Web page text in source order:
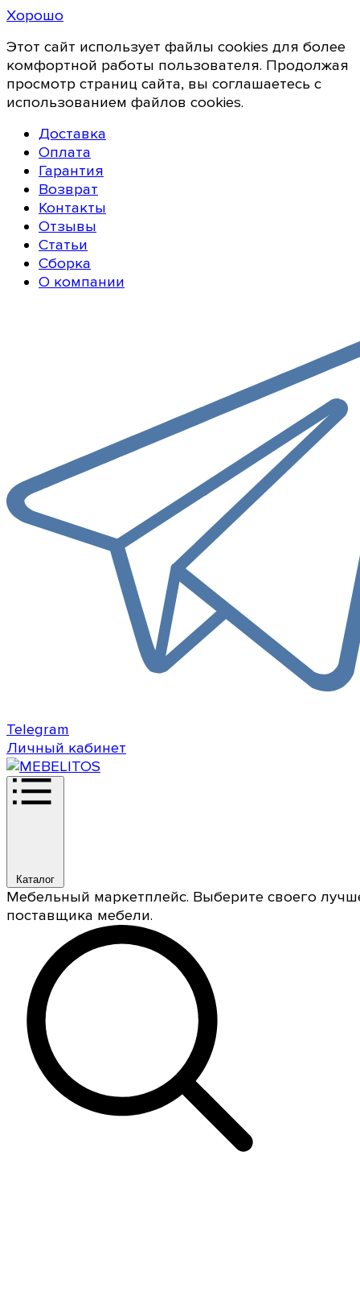
Хорошо
Этот сайт использует файлы cookies для более
комфортной работы пользователя. Продолжая
просмотр страниц сайта, вы соглашаетесь с
использованием файлов cookies.
Доставка
Оплата
Гарантия
Возврат
Контакты
Отзывы
Статьи
Сборка
О компании
Telegram
Личный кабинет
Каталог
Мебельный маркетплейс. Выберите своего
поставщика мебели.